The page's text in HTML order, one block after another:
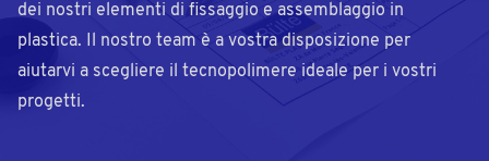
dei nostri elementi di fissaggio e assemblaggio in
plastica. Il nostro team è a vostra disposizione per
aiutarvi a scegliere il tecnopolimere ideale per i vostri
progetti.